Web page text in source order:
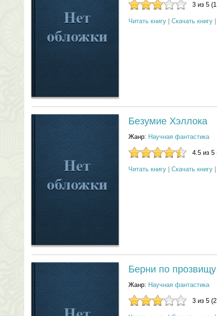
3 из 5
Читать книгу Скачать книгу
Безумие Хэллока
Жанр: Научная фантастика
4.5 из 5
Читать книгу Скачать книгу
Берни по
Жанр: Научная фантастика
3 из 5